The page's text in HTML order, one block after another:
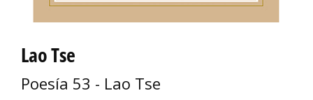
Lao Tse
Poesía 53 - Lao Tse